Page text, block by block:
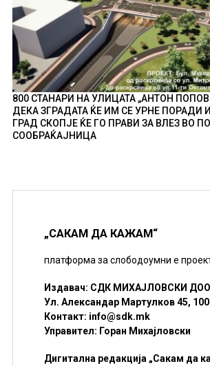
800 СТАНАРИ НА УЛИЦАТА „АНТОН ПОПОВ
ДЕКА ЗГРАДАТА ЌЕ ИМ СЕ УРНЕ ПОРАДИ
ГРАД СКОПЈЕ ЌЕ ГО ПРАВИ ЗА ВЛЕЗ ВО
СООБРАЌАЈНИЦА
„САКАМ ДА КАЖАМ“
платформа за слободоумни е
Издавач: СДК МИХАЈЛОВСКИ
Ул. Александар Мартулков 45,
Контакт: info@sdk.mk
Управител: Горан Михајловски
Дигитална редакција „Сакам да